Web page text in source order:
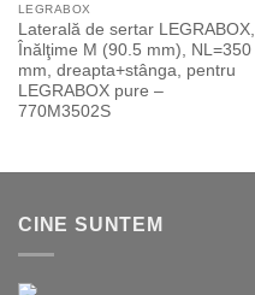
LEGRABOX
Laterală de sertar LEGRABOX,
Înălţime M (90.5 mm), NL=350
mm, dreapta+stânga, pentru
LEGRABOX pure –
770M3502S
CINE SUNTEM